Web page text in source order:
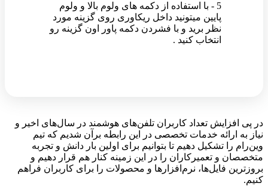
5 - با استفاده از دکمه های ولوم بالا و ولوم
پایین میتونید داخل ریکاوری روی گزینه مورد
نظر برید و با فشردن دکمه پاور اون گزینه رو
انتخاب کنید .
در پی افزایش تعداد کاربران تلفن‌های هوشمند در سال‌های اخیر و
نیاز به ارائه خدمات تخصصی در این رابطه برآن شدیم که تیم
وین‌رام را تشکیل دهیم تا بتوانیم برای اولین بار دانش و تجربه
متخصصان و تعمیرکاران را در این زمینه کنار هم قرار دهیم و
بروزترین فایل‌ها، نرم‌افزارها و محصولات را برای کاربران فراهم
کنیم.